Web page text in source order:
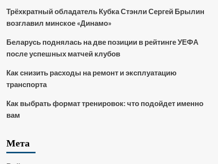
Трёхкратный обладатель Кубка Стэнли Сергей Брылин
возглавил минское «Динамо»
Беларусь поднялась на две позиции в рейтинге УЕФА
после успешных матчей клубов
Как снизить расходы на ремонт и эксплуатацию
транспорта
Как выбрать формат тренировок: что подойдет именно
вам
Мета